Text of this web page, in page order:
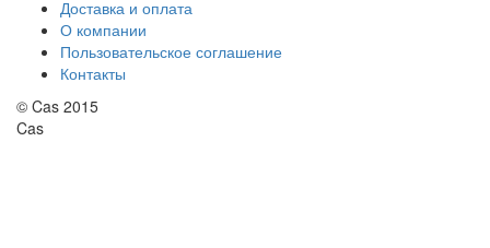
Доставка и оплата
О компании
Пользовательское соглашение
Контакты
© Cas 2015
Cas